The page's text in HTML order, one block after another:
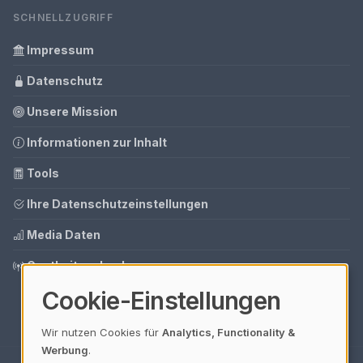
SCHNELLZUGRIFF
Impressum
Datenschutz
Unsere Mission
Informationen zur Inhalt
Tools
Ihre Datenschutzeinstellungen
Media Daten
Gastbeitrag buchen
Cookie-Einstellungen
Wir nutzen Cookies für Analytics, Functionality &
Werbung.